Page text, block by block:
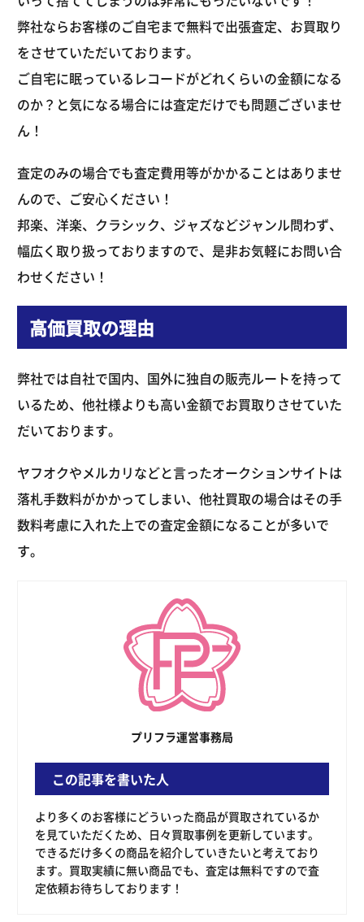
弊社ならお客様のご自宅まで無料で出張査定、お買取り
をさせていただいております。
ご自宅に眠っているレコードがどれくらいの金額になる
のか？と気になる場合には査定だけでも問題ございませ
ん！
査定のみの場合でも査定費用等がかかることはありませ
んので、ご安心ください！
邦楽、洋楽、クラシック、ジャズなどジャンル問わず、
幅広く取り扱っておりますので、是非お気軽にお問い合
わせください！
高価買取の理由
弊社では自社で国内、国外に独自の販売ルートを持って
いるため、他社様よりも高い金額でお買取りさせていた
だいております。
ヤフオクやメルカリなどと言ったオークションサイトは
落札手数料がかかってしまい、他社買取の場合はその手
数料考慮に入れた上での査定金額になることが多いで
す。
プリフラ運営事務局
この記事を書いた人
より多くのお客様にどういった商品が買取されているか
を見ていただくため、日々買取事例を更新しています。
できるだけ多くの商品を紹介していきたいと考えており
ます。買取実績に無い商品でも、査定は無料ですので査
定依頼お待ちしております！